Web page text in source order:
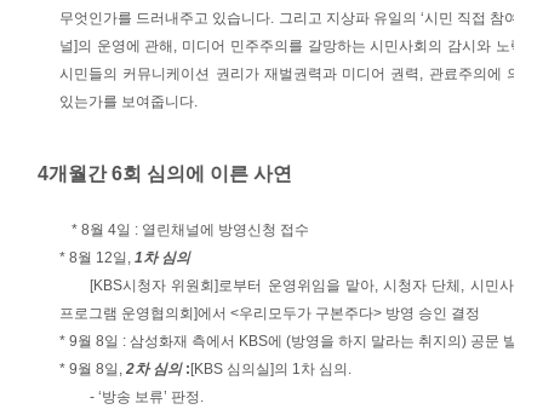
무엇인가를 드러내주고 있습니다. 그리고 지상파 유일의 ‘시민 직접 참여공
널]의 운영에 관해, 미디어 민주주의를 갈망하는 시민사회의 감시와 노력
시민들의 커뮤니케이션 권리가 재벌권력과 미디어 권력, 관료주의에 의
있는가를 보여줍니다.
4개월간 6회 심의에 이른 사연
* 8월 4일 : 열린채널에 방영신청 접수
* 8월 12일, 1차 심의
[KBS시청자 위원회]로부터 운영위임을 맡아, 시청자 단체, 시민사회
프로그램 운영협의회]에서 <우리모두가 구본주다> 방영 승인 결정
* 9월 8일 : 삼성화재 측에서 KBS에 (방영을 하지 말라는 취지의) 공문 발송.
* 9월 8일, 2차 심의: [KBS 심의실]의 1차 심의.
- ‘방송 보류’ 판정.